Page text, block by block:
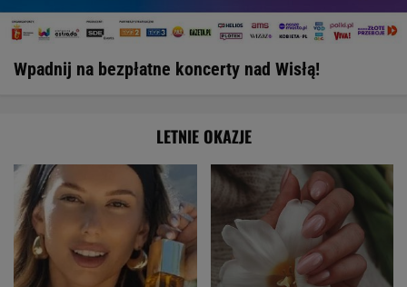
Wpadnij na bezpłatne koncerty nad Wisłą!
LETNIE OKAZJE